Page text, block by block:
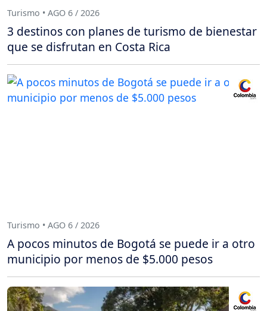
Turismo • AGO 6 / 2026
3 destinos con planes de turismo de bienestar
que se disfrutan en Costa Rica
Turismo • AGO 6 / 2026
A pocos minutos de Bogotá se puede ir a otro
municipio por menos de $5.000 pesos